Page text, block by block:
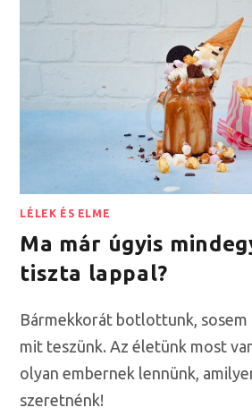
LÉLEK ÉS ELME
Ma már úgyis
tiszta lappal?
Bármekkorát botlottunk, sosem
mit teszünk. Az életünk most
olyan embernek lennünk,
szeretnénk!